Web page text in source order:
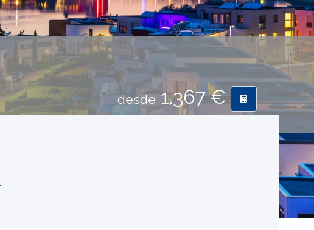
desde1.367 €